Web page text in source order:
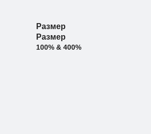
Размер
Размер
100% & 400%